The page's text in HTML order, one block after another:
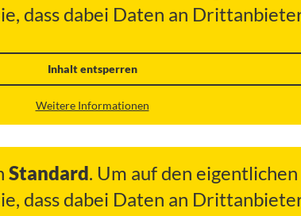
dass dabei Daten an
Inhalt entsperren
Weitere Informationen
Standard. Um auf den
dass dabei Daten an